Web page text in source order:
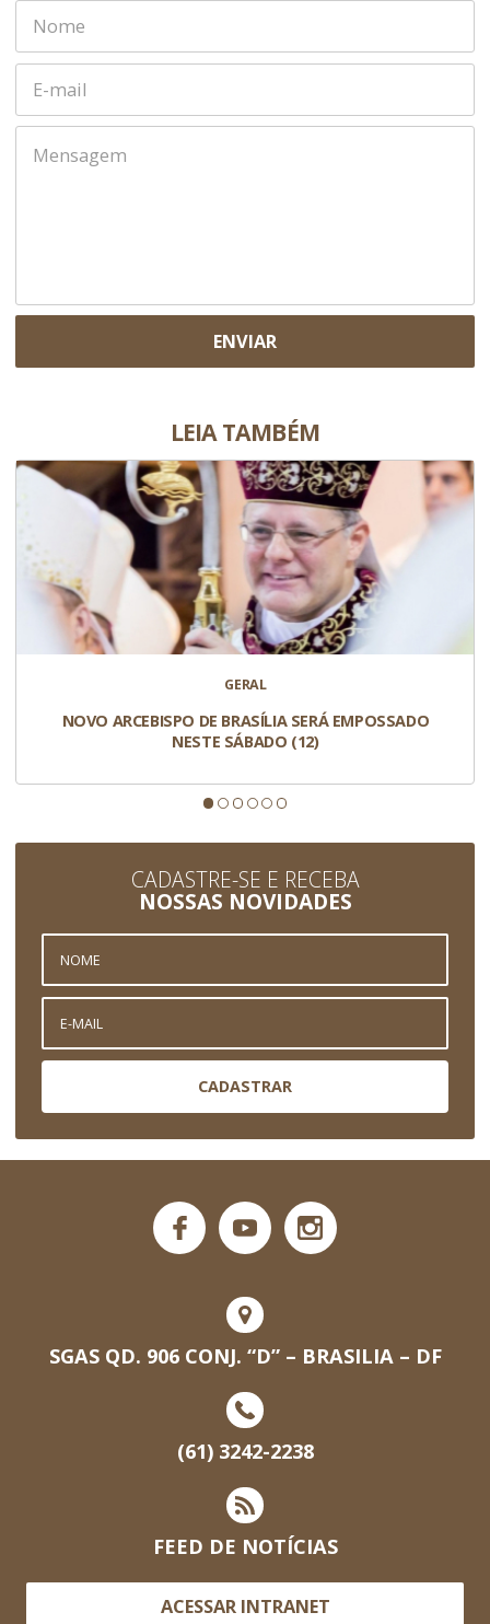
ENVIAR
LEIA TAMBÉM
GERAL
NOVO ARCEBISPO DE BRASÍLIA SERÁ EMPOSSADO
NESTE SÁBADO (12)
CADASTRE-SE E RECEBA
NOSSAS NOVIDADES
CADASTRAR
SGAS QD. 906 CONJ. “D” – BRASILIA – DF
(61) 3242-2238
FEED DE NOTÍCIAS
ACESSAR INTRANET